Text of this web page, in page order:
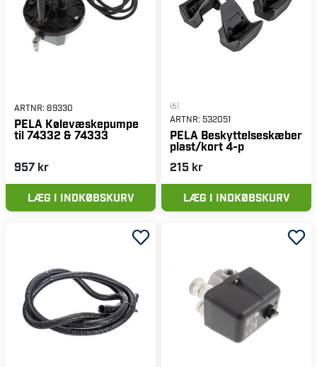
ARTNR: 89330
PELA Kølevæskepumpe
til 74332 & 74333
957 kr
LÆG I INDKØBSKURV
(6)
ARTNR: 532051
PELA Beskyttelseskæber
plast/kort 4-p
215 kr
LÆG I INDKØBSKURV